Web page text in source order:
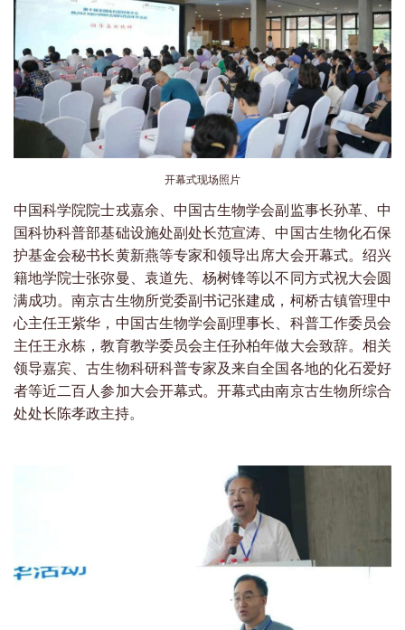
开幕式现场照片
中国科学院院士戎嘉余、中国古生物学会副监事长孙革、中
国科协科普部基础设施处副处长范宣涛、中国古生物化石保
护基金会秘书长黄新燕等专家和领导出席大会开幕式。绍兴
籍地学院士张弥曼、袁道先、杨树锋等以不同方式祝大会圆
满成功。南京古生物所党委副书记张建成，柯桥古镇管理中
心主任王紫华，中国古生物学会副理事长、科普工作委员会
主任王永栋，教育教学委员会主任孙柏年做大会致辞。相关
领导嘉宾、古生物科研科普专家及来自全国各地的化石爱好
者等近二百人参加大会开幕式。开幕式由南京古生物所综合
处处长陈孝政主持。